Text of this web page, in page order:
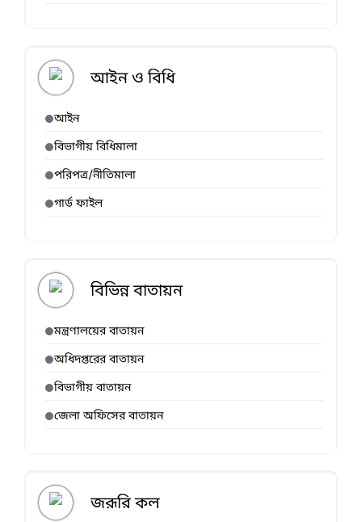
আইন ও বিধি
আইন
বিভাগীয় বিধিমালা
পরিপত্র/নীতিমালা
গার্ড ফাইল
বিভিন্ন বাতায়ন
মন্ত্রণালয়ের বাতায়ন
অধিদপ্তরের বাতায়ন
বিভাগীয় বাতায়ন
জেলা অফিসের বাতায়ন
জরূরি কল